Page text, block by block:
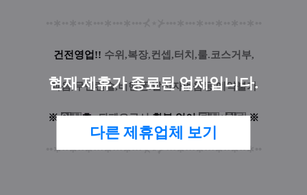
현재 제휴가 종료된 업체입니다.
다른 제휴업체 보기
건전영업!! 수위,복장,컨셉,터치,룰.코스거부,
과음,무단캔슬,비핸폰.발신자없음등 예약불가
※ 입실후: 퇴폐요구시환불 없이 퇴실+차단※
∗••∗••∗•••∗•••∗•••⊀⋆⊁•••∗•••∗•••∗••∗••∗